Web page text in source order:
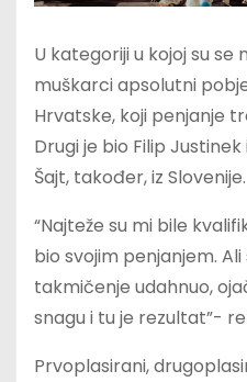
U kategoriji u kojoj su
muškarci apsolutni
Hrvatske, koji penjanje
Drugi je bio Filip
Šajt, također, iz Slovenije.
“Najteže su mi bile
bio svojim penjanjem.
takmičenje udahnuo,
snagu i tu je rezultat”-
Prvoplasirani,